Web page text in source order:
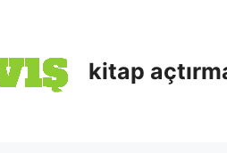
kitap